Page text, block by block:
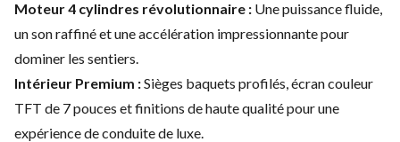
Moteur 4 cylindres révolutionnaire : Une puissance fluide,
un son raffiné et une accélération impressionnante pour
dominer les sentiers.
Intérieur Premium :Sièges baquets profilés, écran couleur
TFT de 7 pouces et finitions de haute qualité pour une
expérience de conduite de luxe.